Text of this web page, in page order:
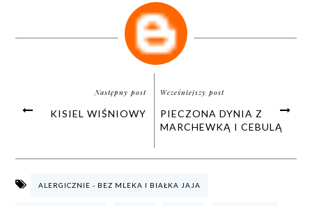
Następny post
KISIEL WIŚNIOWY
Wcześniejszy post
PIECZONA DYNIA Z
MARCHEWKĄ I CEBULĄ
ALERGICZNIE - BEZ MLEKA I BIAŁKA JAJA